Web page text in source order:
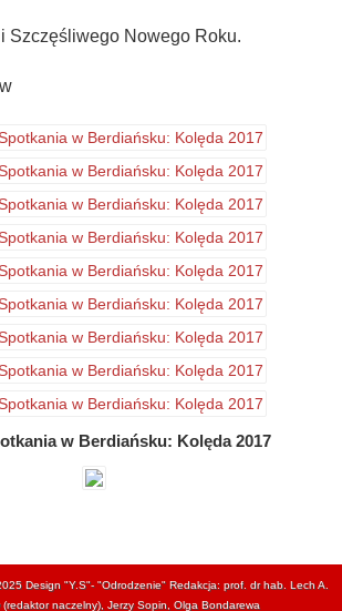
Szczęśliwego Nowego Roku.
w Berdiańsku: Kolęda 2017
Design "Y.S"- "Odrodzenie" Redakcja: prof. dr hab. Lech A.
(redaktor naczelny), Jerzy Sopin, Olga Bondarewa